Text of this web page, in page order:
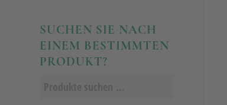
SUCHEN SIE NACH
EINEM BESTIMMTEN
PRODUKT?